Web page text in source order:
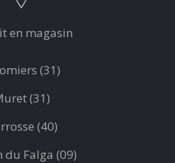
en magasin
(31)
(31)
(40)
du Falga (09)